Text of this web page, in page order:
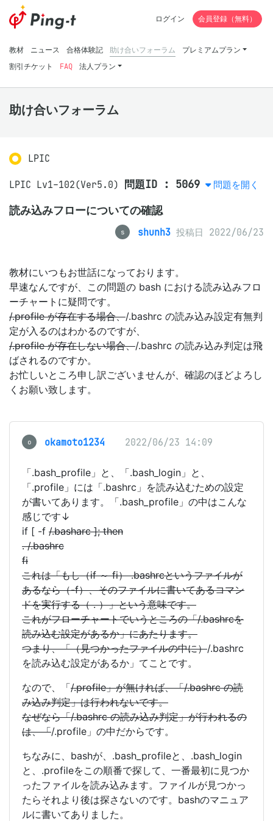
教材 ニュース 合格体験記 助け合いフォーラム
プレミアムプラン
割引チケット
FAQ 法人プラン
ログイン 会員登録（無料）
助け合いフォーラム
LPIC
LPIC Lv1-102(Ver5.0) 問題ID : 5069 問題を開く
読み込みフローについての確認
s shunh3 投稿日 2022/06/23
教材にいつもお世話になっております。
早速なんですが、この問題の bash における読み込みフロ
ーチャートに疑問です。
/.profile が存在する場合、/.bashrc の読み込み設定有無判
定が入るのはわかるのですが、
/.profile が存在しない場合、/.bashrc の読み込み判定は飛
ばされるのですか。
お忙しいところ申し訳ございませんが、確認のほどよろし
くお願い致します。
o okamoto1234 2022/06/23 14:09
「.bash_profile」と、「.bash_login」と、
「.profile」には「.bashrc」を読み込むための設定
が書いてあります。「.bash_profile」の中はこんな
感じです↓
if [ -f /.basharc ]; then
./.bashrc
fi
これは「もし（if ～ fi） .bashrcというファイルが
あるなら（-f）、そのファイルに書いてあるコマン
ドを実行する（ . ）」という意味です。
これがフローチャートでいうところの「/.bashrcを
読み込む設定があるか」にあたります。
つまり、「（見つかったファイルの中に）/.bashrc
を読み込む設定があるか」てことです。
なので、「/.profile」が無ければ、「/.bashrc の読
み込み判定」は行われないです。
なぜなら「/.bashrc の読み込み判定」が行われるの
は、「/.profile」の中だからです。
ちなみに、bashが、.bash_profileと、.bash_login
と、.profileをこの順番で探して、一番最初に見つか
ったファイルを読み込みます。ファイルが見つかっ
たらそれより後は探さないのです。bashのマニュア
ルに書いてありました。